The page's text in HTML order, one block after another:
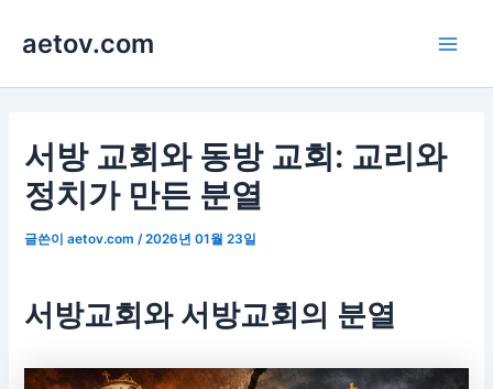
로
aetov.com
서방 교회와 동방 교회: 교리와
정치가 만든 분열
글쓴이aetov.com /2026년 01월 23일
서방교회와 서방교회의 분열